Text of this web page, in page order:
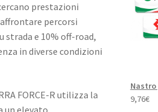
prestazioni
percorsi
e 10% off-road,
in diverse condizioni
FORCE-R utilizza la
un elevato
Nastro
9,76€